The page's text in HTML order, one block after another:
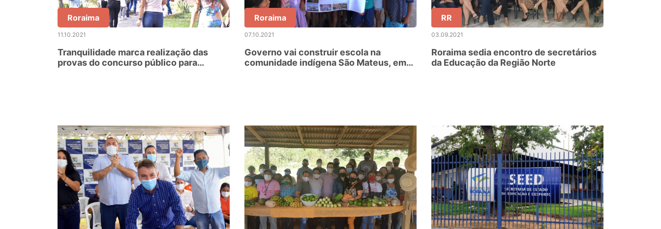
Roraima
11.10.2021
Tranquilidade marca realização das
provas do concurso público para
Roraima
07.10.2021
Governo vai construir escola na
comunidade indígena São Mateus, em
RR
03.09.2021
Roraima sedia encontro de secretários
da Educação da Região Norte